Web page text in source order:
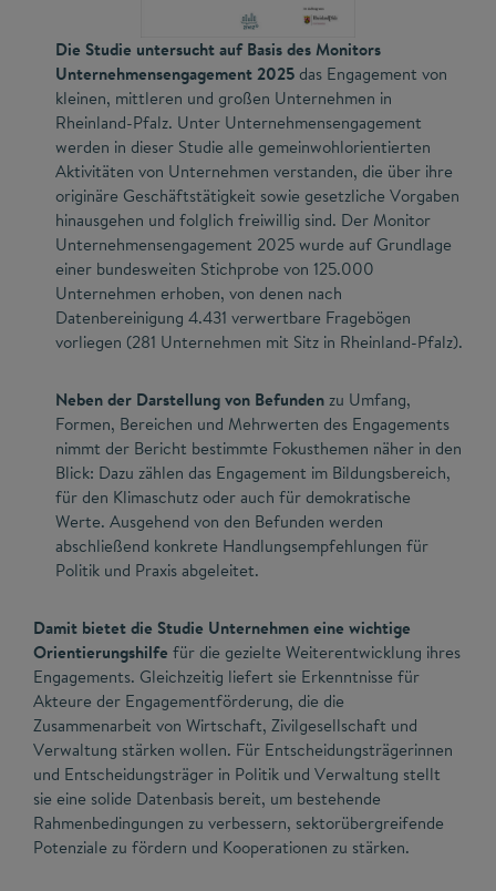
Die Studie untersucht auf Basis des Monitors
Unternehmensengagement 2025das Engagement von
kleinen, mittleren und großen Unternehmen in
Rheinland-Pfalz. Unter Unternehmensengagement
werden in dieser Studie alle gemeinwohlorientierten
Aktivitäten von Unternehmen verstanden, die über ihre
originäre Geschäftstätigkeit sowie gesetzliche Vorgaben
hinausgehen und folglich freiwillig sind. Der Monitor
Unternehmensengagement 2025 wurde auf Grundlage
einer bundesweiten Stichprobe von 125.000
Unternehmen erhoben, von denen nach
Datenbereinigung 4.431 verwertbare Fragebögen
vorliegen (281 Unternehmen mit Sitz in Rheinland-Pfalz).
Neben der Darstellung von Befundenzu Umfang,
Formen, Bereichen und Mehrwerten des Engagements
nimmt der Bericht bestimmte Fokusthemen näher in den
Blick: Dazu zählen das Engagement im Bildungsbereich,
für den Klimaschutz oder auch für demokratische
Werte. Ausgehend von den Befunden werden
abschließend konkrete Handlungsempfehlungen für
Politik und Praxis abgeleitet.
Damit bietet die Studie Unternehmen eine wichtige
Orientierungshilfe für die gezielte Weiterentwicklung ihres
Engagements. Gleichzeitig liefert sie Erkenntnisse für
Akteure der Engagementförderung, die die
Zusammenarbeit von Wirtschaft, Zivilgesellschaft und
Verwaltung stärken wollen. Für Entscheidungsträgerinnen
und Entscheidungsträger in Politik und Verwaltung stellt
sie eine solide Datenbasis bereit, um bestehende
Rahmenbedingungen zu verbessern, sektorübergreifende
Potenziale zu fördern und Kooperationen zu stärken.